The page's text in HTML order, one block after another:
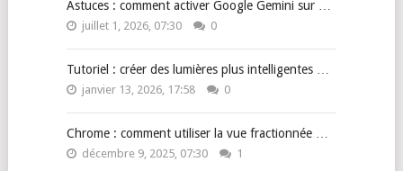
Astuces : comment activer Google Gemini sur …
juillet 1, 2026, 07:30 0
Tutoriel : créer des lumières plus intelligentes …
janvier 13, 2026, 17:58 0
Chrome : comment utiliser la vue fractionnée …
décembre 9, 2025, 07:30 1